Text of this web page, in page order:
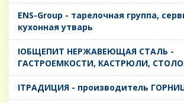
ENS-Group - тарелочная группа,
кухонная утварь
IОБЩЕПИТ НЕРЖАВЕЮЩАЯ СТАЛЬ -
ГАСТРОЕМКОСТИ, КАСТРЮЛИ,
IТРАДИЦИЯ - производитель